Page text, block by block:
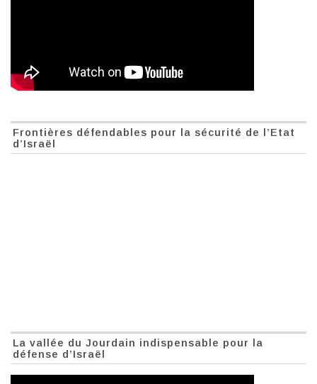
Frontières défendables pour la sécurité de l’Etat
d’Israël
La vallée du Jourdain indispensable pour la
défense d’Israël